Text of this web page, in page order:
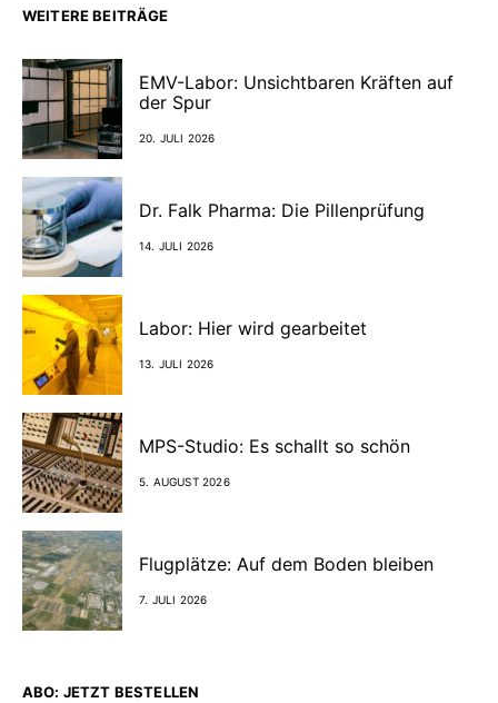
WEITERE BEITRÄGE
EMV-Labor: Unsichtbaren Kräften auf
der Spur
20. JULI 2026
Dr. Falk Pharma: Die Pillenprüfung
14. JULI 2026
Labor: Hier wird gearbeitet
13. JULI 2026
MPS-Studio: Es schallt so schön
5. AUGUST 2026
Flugplätze: Auf dem Boden bleiben
7. JULI 2026
ABO: JETZT BESTELLEN